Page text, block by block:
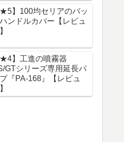
★5】100均セリアのバッ
ンドルカバー【レビュ
★4】工進の噴霧器
GTシリーズ専用延長パ
『PA-168』【レビュ